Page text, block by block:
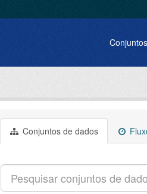
Conjuntos de dados